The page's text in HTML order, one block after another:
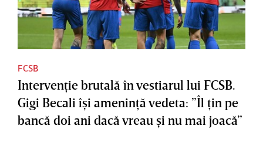
FCSB
Intervenţie brutală în vestiarul lui FCSB.
Gigi Becali îşi ameninţă vedeta: ”Îl ţin pe
bancă doi ani dacă vreau şi nu mai joacă”